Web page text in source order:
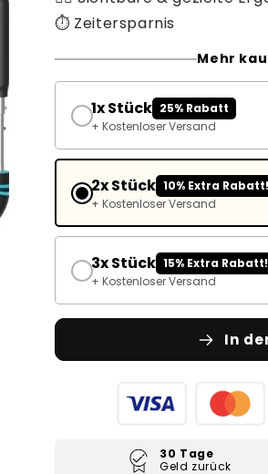
⏱ Zeitersparnis
Mehr
1x Stück 25% Rabatt
+ Kostenloser Versand
2x Stück 10% Extra Rabatt!
+ Kostenloser Versand
3x Stück 15% Extra Rabatt!
+ Kostenloser Versand
In
30 Tage
Geld zurück